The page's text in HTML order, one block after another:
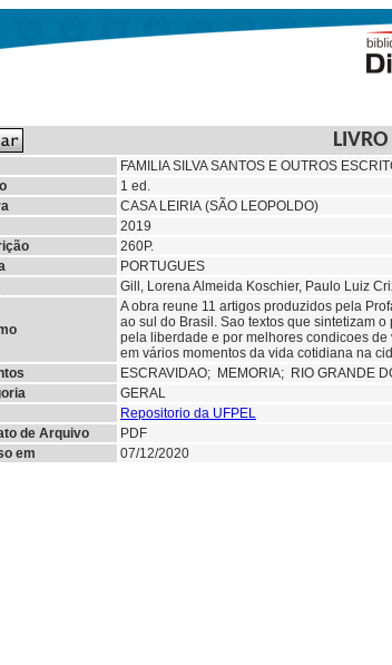
FAMILIA SILVA SANTOS E OUTROS
1 ed.
CASA LEIRIA (SÃO LEOPOLDO)
2019
260P.
PORTUGUES
Gill, Lorena Almeida Koschier, Paulo Luiz
A obra reune 11 artigos produzidos pela
ao sul do Brasil. Sao textos que sintetizam
pela liberdade e por melhores condicoes
em vários momentos da vida cotidiana na
ESCRAVIDAO; MEMORIA; RIO GRANDE
GERAL
Repositorio da UFPEL
de Arquivo
PDF
em
07/12/2020